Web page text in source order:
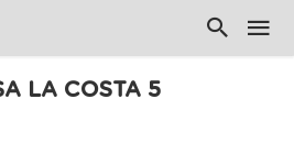
LA COSTA 5